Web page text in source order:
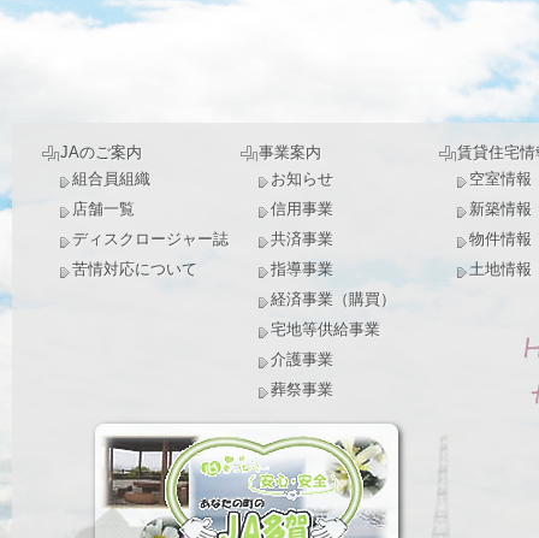
JAのご案内
組合員組織
店舗一覧
ディスクロージャー誌
苦情対応について
事業案内
お知らせ
信用事業
共済事業
指導事業
経済事業（購買）
宅地等供給事業
介護事業
葬祭事業
賃貸住宅情
空室情報
新築情報
物件情報
土地情報